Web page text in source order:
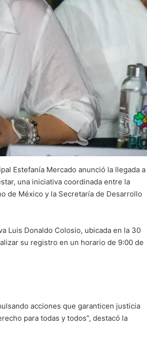
Estefanía Mercado anunció la llegada a
una iniciativa coordinada entre la
de México y la Secretaría de Desarrollo
Luis Donaldo Colosio, ubicada en la 30
su registro en un horario de 9:00 de
acciones que garanticen justicia
para todas y todos”, destacó la